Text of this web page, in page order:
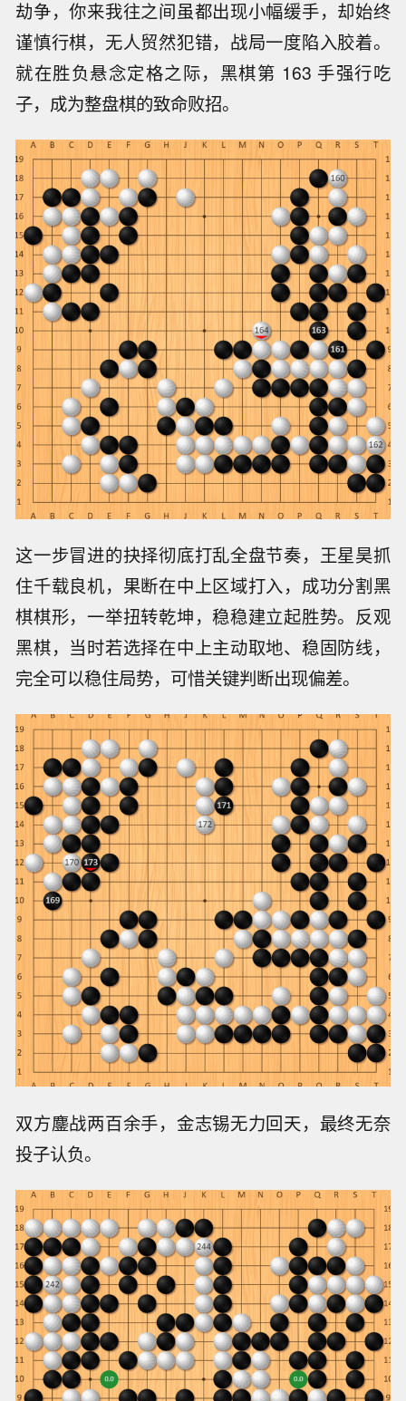
劫争，你来我往之间虽都出现小幅缓手，却始终
谨慎行棋，无人贸然犯错，战局一度陷入胶着。
就在胜负悬念定格之际，黑棋第 163 手强行吃
子，成为整盘棋的致命败招。
这一步冒进的抉择彻底打乱全盘节奏，王星昊抓
住千载良机，果断在中上区域打入，成功分割黑
棋棋形，一举扭转乾坤，稳稳建立起胜势。反观
黑棋，当时若选择在中上主动取地、稳固防线，
完全可以稳住局势，可惜关键判断出现偏差。
双方鏖战两百余手，金志锡无力回天，最终无奈
投子认负。